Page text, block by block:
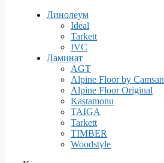
Линолеум
Ideal
Tarkett
IVC
Ламинат
AGT
Alpine Floor by Camsan
Alpine Floor Original
Kastamonu
TAIGA
Tarkett
TIMBER
Woodstyle